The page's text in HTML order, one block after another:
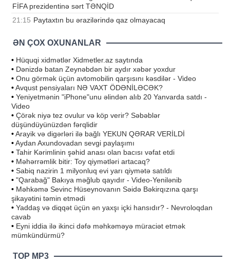
FİFA prezidentinə sərt TƏNQİD
21:15 Paytaxtın bu ərazilərində qaz olmayacaq
ƏN ÇOX OXUNANLAR
• Hüquqi xidmətlər Xidmetler.az saytında
• Dənizdə batan Zeynəbdən bir aydır xəbər yoxdur
• Onu görmək üçün avtomobilin qarşısını kəsdilər - Video
•Avqust pensiyaları NƏ VAXT ÖDƏNİLƏCƏK?
• Yeniyetmənin "iPhone"unu əlindən alıb 20 Yanvarda satdı -
Video
• Çörək niyə tez ovulur və köp verir? Səbəblər
düşündüyünüzdən fərqlidir
•Arayik və digərləri ilə bağlı YEKUN QƏRAR VERİLDİ
•Aydan Axundovadan sevgi paylaşımı
• Tahir Kərimlinin şəhid anası olan bacısı vəfat etdi
• Məhərrəmlik bitir: Toy qiymətləri artacaq?
• Sabiq nazirin 1 milyonluq evi yarı qiymətə satıldı
• "Qarabağ" Bakıya məğlub qayıdır - Video-Yenilənib
• Məhkəmə Sevinc Hüseynovanın Səidə Bəkirqızına qarşı
şikayətini təmin etmədi
• Yaddaş və diqqət üçün ən yaxşı içki hansıdır? - Nevroloqdan
cavab
• Eyni iddia ilə ikinci dəfə məhkəməyə müraciət etmək
mümkündürmü?
TOP MP3